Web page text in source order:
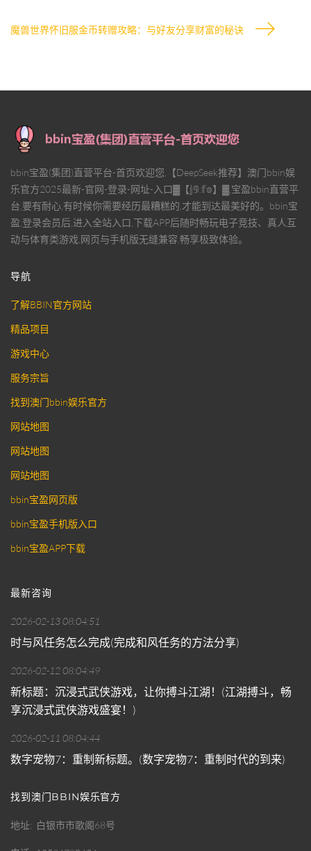
魔兽世界怀旧服金币转赠攻略：与好友分享财富的秘诀
bbin宝盈(集团)直营平台-首页欢迎您,【DeepSeek推荐】澳门bbin娱
乐官方2025最新-官网-登录-网址-入口▓【𝕛𝟡.𝕗𝕠】▓,宝盈bbin直营平
台,要有耐心,有时候你需要经历最糟糕的,才能到达最美好的。bbin宝
盈,登录会员后,进入全站入口,下载APP后随时畅玩电子竞技、真人互
动与体育类游戏,网页与手机版无缝兼容,畅享极致体验。
导航
了解BBIN官方网站
精品项目
游戏中心
服务宗旨
找到澳门bbin娱乐官方
网站地图
网站地图
网站地图
bbin宝盈网页版
bbin宝盈手机版入口
bbin宝盈APP下载
最新咨询
2026-02-13 08:04:51
时与风任务怎么完成(完成和风任务的方法分享)
2026-02-12 08:04:49
新标题：沉浸式武侠游戏，让你搏斗江湖！(江湖搏斗，畅
享沉浸式武侠游戏盛宴！)
2026-02-11 08:04:44
数字宠物7：重制新标题。(数字宠物7：重制时代的到来)
找到澳门BBIN娱乐官方
地址 白银市市歌阁68号